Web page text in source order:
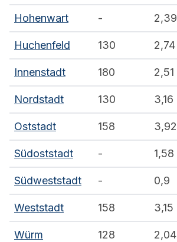
Hohenwart - 2,39
Huchenfeld 130 2,74
Innenstadt 180 2,51
Nordstadt 130 3,16
Oststadt 158 3,92
Südoststadt - 1,58
Südweststadt - 0,9
Weststadt 158 3,15
Würm 128 2,04